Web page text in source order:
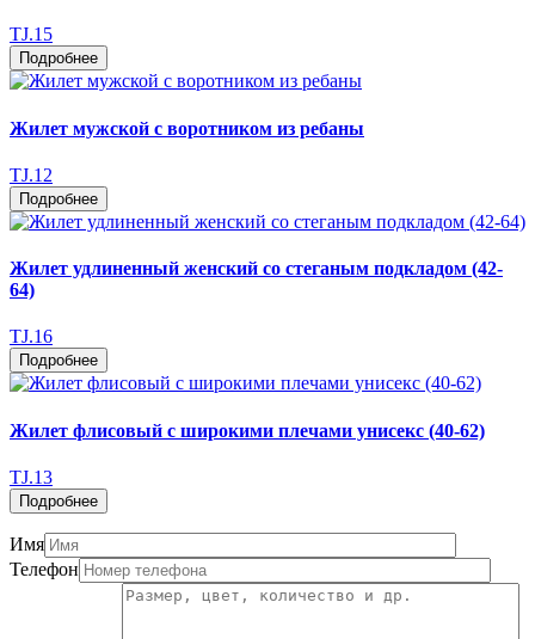
TJ.15
Подробнее
Жилет мужской с воротником из ребаны
TJ.12
Подробнее
Жилет удлиненный женский со стеганым подкладом (42-
64)
TJ.16
Подробнее
Жилет флисовый с широкими плечами унисекс (40-62)
TJ.13
Подробнее
Имя
Телефон